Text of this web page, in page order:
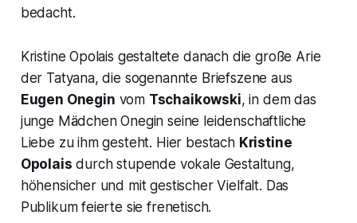
bedacht.
Kristine Opolais gestaltete danach die große Arie
der Tatyana, die sogenannte Briefszene aus
Eugen Onegin vom Tschaikowski, in dem das
junge Mädchen Onegin seine leidenschaftliche
Liebe zu ihm gesteht. Hier bestach Kristine
Opolais durch stupende vokale Gestaltung,
höhensicher und mit gestischer Vielfalt. Das
Publikum feierte sie frenetisch.